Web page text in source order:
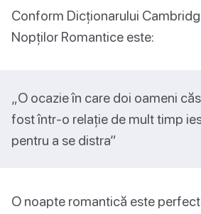
Conform Dicționarului
Nopților Romantice este:
„O ocazie în care doi oameni
fost într-o relație de mult timp
pentru a se distra”
O noapte romantică este